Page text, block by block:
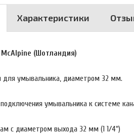
Характеристики
(Шотландия)
для умывальника, диаметром 32 мм.
умывальника к системе
с диаметром выхода 32 мм (1 1/4")